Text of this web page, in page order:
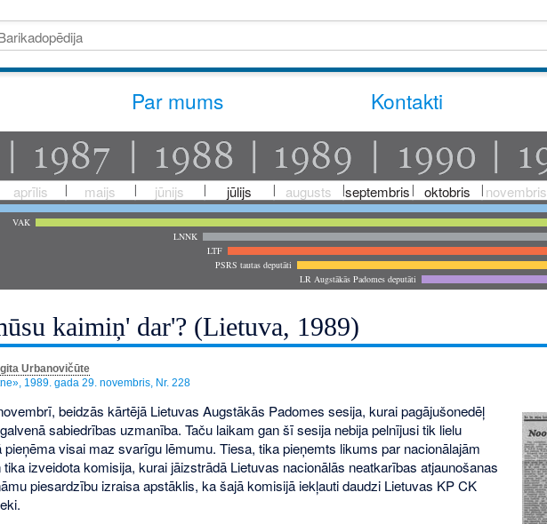
Par mums Kontakti
aprīlis maijs jūnijs jūlijs augusts septembris oktobris novembris
VAK
LNNK
LTF
PSRS tautas deputāti
LR Augstākās Padomes deputāti
kaimiņ' dar'? (Lietuva, 1989)
Urbanovičūte
1989. gada 29. novembris, Nr. 228
beidzās kārtējā Lietuvas Augstākās Padomes sesija, kurai pagājušonedēļ
sabiedrības uzmanība. Taču laikam gan šī sesija nebija pelnījusi tik lielu
pieņēma visai maz svarīgu lēmumu. Tiesa, tika pieņemts likums par nacionālajām
tika izveidota komisija, kurai jāizstrādā Lietuvas nacionālās neatkarības atjaunošanas
piesardzību izraisa apstāklis, ka šajā komisijā iekļauti daudzi Lietuvas KP CK